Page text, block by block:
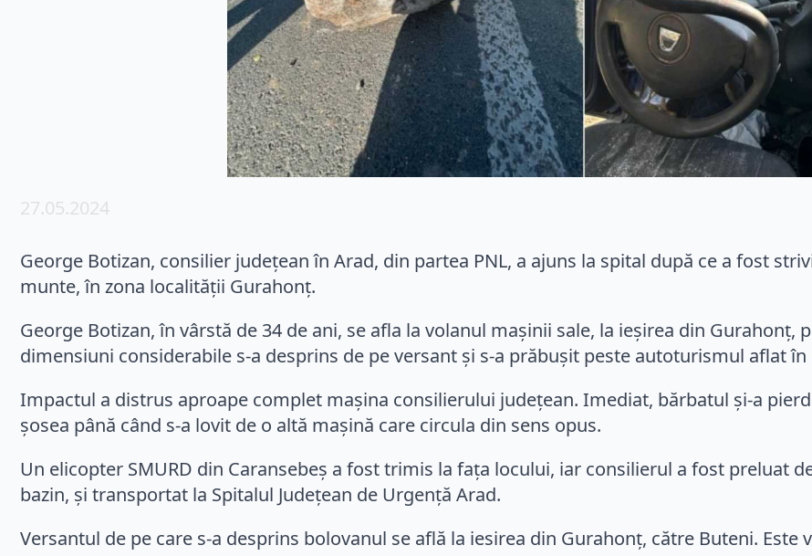
27.05.2024
George Botizan, consilier judeţean în Arad, din partea PNL, a ajuns la spital după ce a fost
munte, în zona localităţii Gurahonţ.
George Botizan, în vârstă de 34 de ani, se afla la volanul maşinii sale, la ieşirea din Gurahonţ,
dimensiuni considerabile s-a desprins de pe versant şi s-a prăbuşit peste autoturismul aflat în
Impactul a distrus aproape complet maşina consilierului judeţean. Imediat, bărbatul şi-a
şosea până când s-a lovit de o altă maşină care circula din sens opus.
Un elicopter SMURD din Caransebeş a fost trimis la faţa locului, iar consilierul a fost preluat
bazin, şi transportat la Spitalul Judeţean de Urgenţă Arad.
Versantul de pe care s-a desprins bolovanul se află la iesirea din Gurahonţ, către Buteni.